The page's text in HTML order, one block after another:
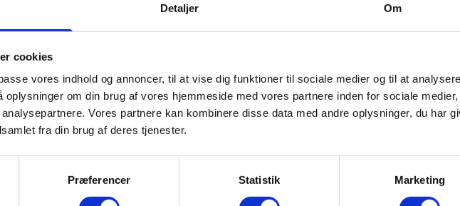
Detaljer Om
cookies
vores indhold og annoncer, til at vise dig funktioner til sociale medier og til at analysere
oplysninger om din brug af vores hjemmeside med vores partnere inden for sociale medier,
Vores partnere kan kombinere disse data med andre oplysninger, du har
fra din brug af deres tjenester.
Præferencer Statistik Marketing
Bæredygtighedstimen for hele årgangen på HHX.